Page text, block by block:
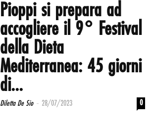
Pioppi si prepara ad
accogliere il 9° Festival
della Dieta
Mediterranea: 45 giorni
di...
Diletta De Sio - 28/07/2023 0